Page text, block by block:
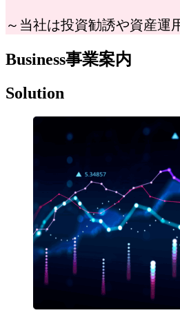
～当社は投資勧誘や資産運
Business事業案内
Solution